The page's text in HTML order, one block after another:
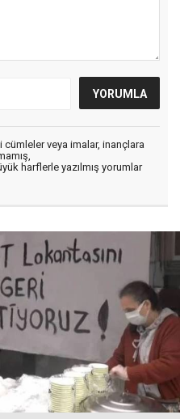
veya imalar, inançlara
harflerle yazılmış yorumlar